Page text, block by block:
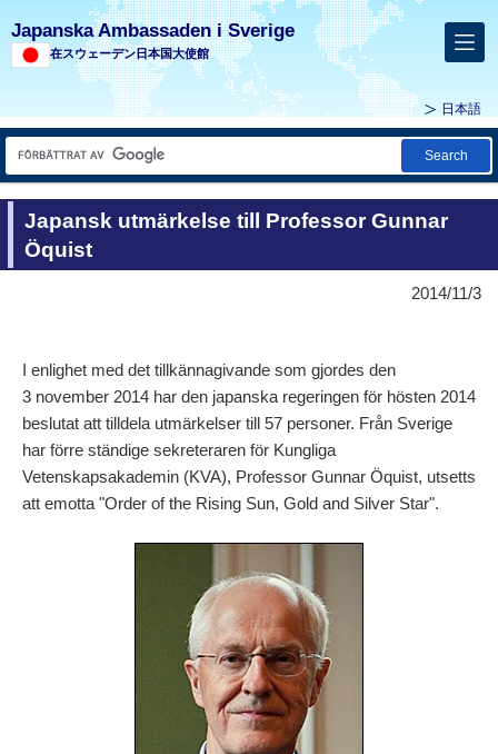
Japanska Ambassaden i Sverige
在スウェーデン日本国大使館
日本語
Search
Japansk utmärkelse till Professor Gunnar
Öquist
2014/11/3
I enlighet med det tillkännagivande som gjordes den
3 november 2014 har den japanska regeringen för hösten 2014
beslutat att tilldela utmärkelser till 57 personer. Från Sverige
har förre ständige sekreteraren för Kungliga
Vetenskapsakademin (KVA), Professor Gunnar Öquist, utsetts
att emotta "Order of the Rising Sun, Gold and Silver Star".